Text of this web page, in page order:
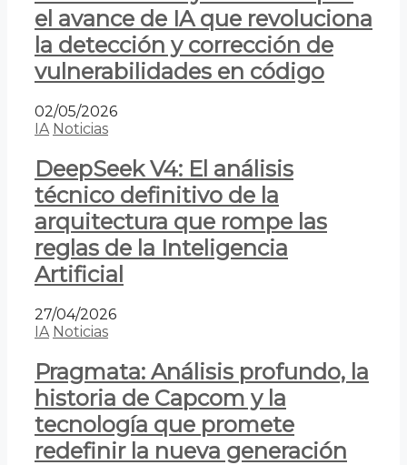
el avance de IA que revoluciona
la detección y corrección de
vulnerabilidades en código
02/05/2026
IA Noticias
DeepSeek V4: El análisis
técnico definitivo de la
arquitectura que rompe las
reglas de la Inteligencia
Artificial
27/04/2026
IA Noticias
Pragmata: Análisis profundo, la
historia de Capcom y la
tecnología que promete
redefinir la nueva generación